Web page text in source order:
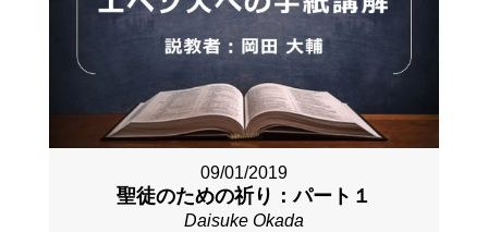
09/01/2019
聖徒のための祈り：パート１
Daisuke Okada